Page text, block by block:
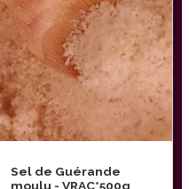
Sel de Guérande
moulu - VRAC*500g